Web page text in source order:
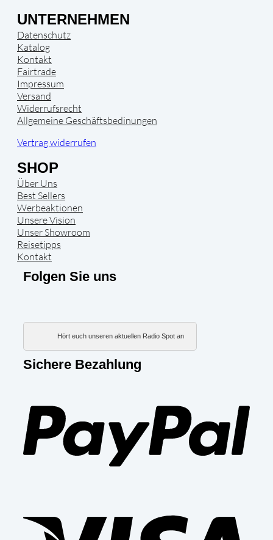
UNTERNEHMEN
Datenschutz
Katalog
Kontakt
Fairtrade
Impressum
Versand
Widerrufsrecht
Allgemeine Geschäftsbedinungen
Vertrag widerrufen
SHOP
Über Uns
Best Sellers
Werbeaktionen
Unsere Vision
Unser Showroom
Reisetipps
Kontakt
Folgen Sie uns
Hört euch unseren aktuellen Radio Spot an
Sichere Bezahlung